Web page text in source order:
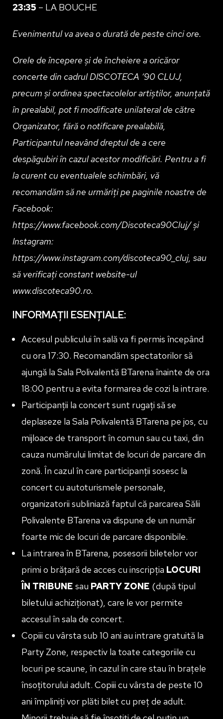
23:35 – LA BOUCHE
Evenimentul va avea o durată de peste cinci ore.
Orele de începere și de încheiere a oricăror
concerte din cadrul DISCOTECA ‘90 CLUJ,
precum și ordinea spectacolelor artiștilor, anunțată
în prealabil, pot fi modificate unilateral de către
Organizator, fără o notificare prealabilă,
Participantul neavând dreptul de a cere
despăgubiri în cazul acestor modificări. Pentru a fi
la curent cu eventualele schimbări, vă
recomandăm să ne urmăriți pe paginile noastre de
Facebook:
https://www.facebook.com/Discoteca90Cluj/ și
Instagram:
https://www.instagram.com/discoteca90_cluj, sau
să verificați constant website-ul
www.discoteca90.ro.
INFORMAȚII ESENȚIALE:
Accesul publicului în sală va fi permis începând
cu ora 17:30. Recomandăm spectatorilor să
ajungă la Sala Polivalentă BTarena înainte de ora
18:00 pentru a evita formarea de cozi la intrare.
Participanții la concert sunt rugați să se
deplaseze la Sala Polivalentă BTarena pe jos, cu
mijloace de transport în comun sau cu taxi, din
cauza numărului limitat de locuri de parcare din
zonă. În cazul în care participanții sosesc la
concert cu autoturismele personale,
organizatorii subliniază faptul că parcarea Sălii
Polivalente BTarena va dispune de un număr
foarte mic de locuri de parcare disponibile.
La intrarea în BTarena, posesorii biletelor vor
primi o brățară de acces cu inscripția LOCURI
ÎN TRIBUNE sau PARTY ZONE (după tipul
biletului achiziționat), care le vor permite
accesul în sala de concert.
Copiii cu vârsta sub 10 ani au intrare gratuită la
Party Zone, respectiv la toate categoriile cu
locuri pe scaune, în cazul în care stau în brațele
însoțitorului adult. Copiii cu vârsta de peste 10
ani împliniți vor plăti bilet cu preț de adult.